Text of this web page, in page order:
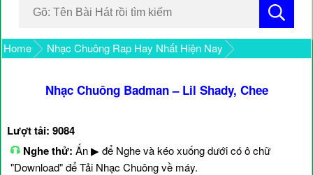
Home Nhạc Chuông Rap Hay Nhất Hiện Nay
Nhạc Chuông Badman – Lil Shady, Chee
Lượt tải: 9084
Nghe thử: Ấn ▶ để Nghe và kéo xuống dưới có ô chữ
"Download" để Tải Nhạc Chuông về máy.